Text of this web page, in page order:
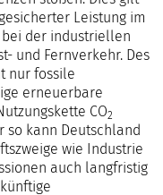
Leistung im
bei der industriellen
und Fernverkehr. Des
nur fossile
erneuerbare
CO2
so kann Deutschland
wie Industrie
auch langfristig